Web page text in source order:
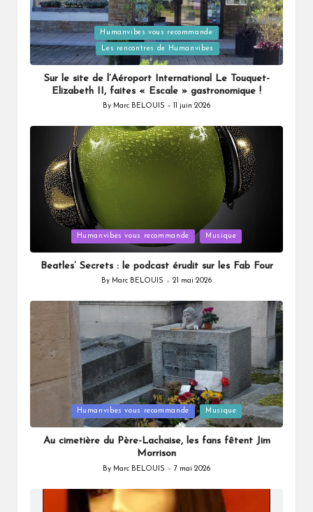
Posted
in
Humanvibes vous recommande
Les rencontres de Humanvibes
Sur le site de l’Aéroport International Le Touquet-
Elizabeth II, faites « Escale » gastronomique !
Posted
By Marc BELOUIS 11 juin 2026
in
Humanvibes vous recommande Musique
Beatles’ Secrets : le podcast érudit sur les Fab Four
Posted
By Marc BELOUIS 21 mai 2026
in
Humanvibes vous recommande Musique
Au cimetière du Père-Lachaise, les fans fêtent Jim
Morrison
Posted
By Marc BELOUIS 7 mai 2026